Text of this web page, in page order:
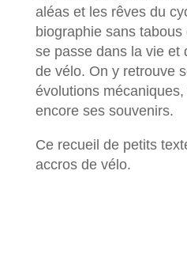
aléas et les rêves du
biographie sans
se passe dans la vie et
de vélo. On y retrouve
évolutions
encore ses souvenirs.
Ce recueil de petits
accros de vélo.